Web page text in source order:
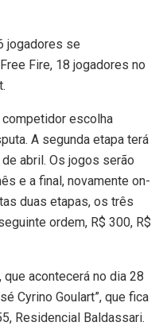
jogadores se
Fire, 18 jogadores no
escolha
A segunda etapa terá
abril. Os jogos serão
e a final, novamente on-
duas etapas, os três
ordem, R$ 300, R$
acontecerá no dia 28
Cyrino Goulart”, que fica
Residencial Baldassari.